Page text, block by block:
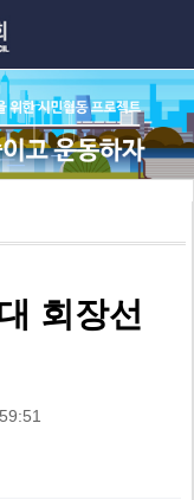
회장선